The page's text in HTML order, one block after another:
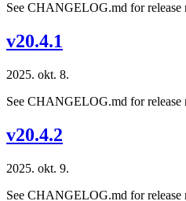
See CHANGELOG.md for release
v20.4.1
2025. okt. 8.
See CHANGELOG.md for release
v20.4.2
2025. okt. 9.
See CHANGELOG.md for release